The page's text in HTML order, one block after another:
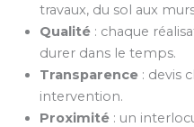
travaux, du sol aux
Qualité: chaque
durer dans le temps.
Transparence: devis
intervention.
Proximité: un